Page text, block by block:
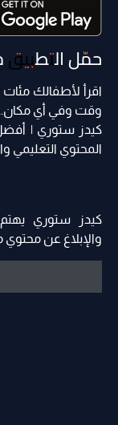
حمّل التطبيق
اقرأ لأطفالك
وقت وفي أي
كيدز ستوري |
المحتوي التعليمي
كيدز ستوري
والإبلاغ عن محتوي